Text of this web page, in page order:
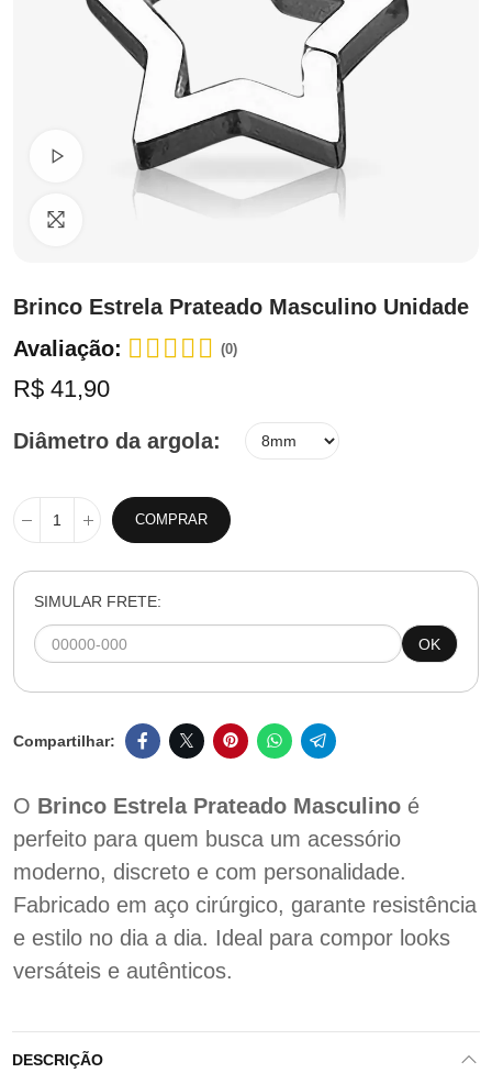
Ver Vídeo
Brinco Estrela Prateado Masculino Unidade
Avaliação:
(0)
R$ 41,90
Diâmetro da argola
COMPRAR
SIMULAR FRETE:
OK
O Brinco Estrela Prateado Masculino é
perfeito para quem busca um acessório
moderno, discreto e com personalidade.
Fabricado em aço cirúrgico, garante resistência
e estilo no dia a dia. Ideal para compor looks
versáteis e autênticos.
DESCRIÇÃO